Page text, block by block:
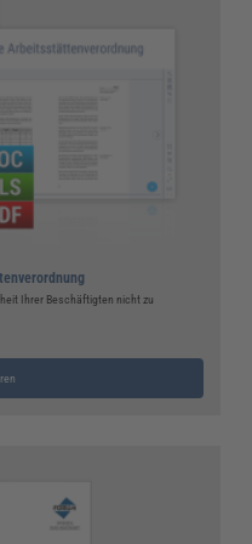
Ihrer Beschäftigten nicht zu